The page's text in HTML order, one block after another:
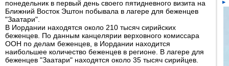
понедельник в первый день своего пятидневного визита на
Ближний Восток Эштон побывала в лагере для беженцев
"Заатари".
В Иордании находятся около 210 тысяч сирийских
беженцев. По данным канцелярии верховного комиссара
ООН по делам беженцев, в Иордании находится
наибольшее количество беженцев в регионе. В лагере для
беженцев "Заатари" находятся около 35 тысяч сирийцев.